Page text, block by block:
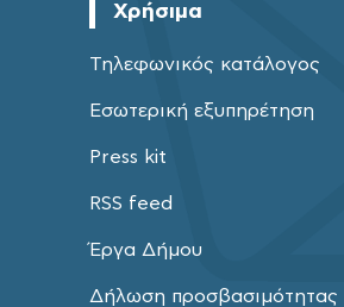
Χρήσιμα
Τηλεφωνικός κατάλογος
Εσωτερική εξυπηρέτηση
Press kit
RSS feed
Έργα Δήμου
Δήλωση προσβασιμότητας